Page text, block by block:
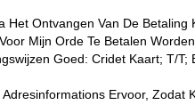
Het Ontvangen Van De
Mijn Orde Te Betalen
Goed: Cridet Kaart; T/T;
Ervoor, Zodat